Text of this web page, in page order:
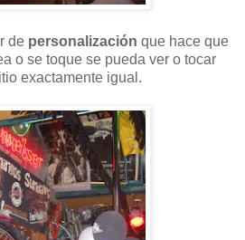
de personalización que hace que
o se toque se pueda ver o tocar
exactamente igual.